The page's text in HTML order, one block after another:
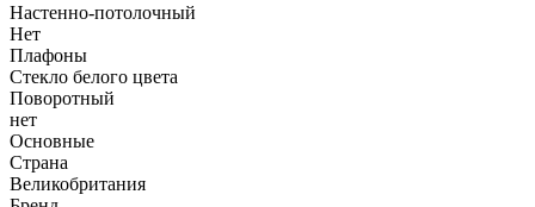
Настенно-потолочный
Нет
Плафоны
Стекло белого цвета
Поворотный
нет
Основные
Страна
Великобритания